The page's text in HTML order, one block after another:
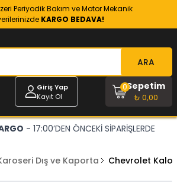
Periyodik Bakım ve Motor Mekanik
KARGO BEDAVA!
ARA
Giriş Yap
Kayıt Ol
Sepetim
₺ 0,00
0
- 17:00’DEN ÖNCEKİ SİPARİŞLERDE
Dış ve Kaporta Chevrolet